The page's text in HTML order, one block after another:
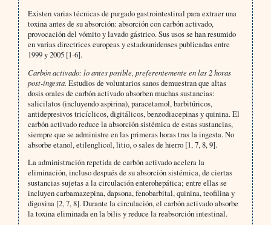
Existen varias técnicas de purgado gastrointestinal para extraer una
toxina antes de su absorción: absorción con carbón activado,
provocación del vómito y lavado gástrico. Sus usos se han resumido
en varias directrices europeas y estadounidenses publicadas entre
1999 y 2005 [1-6].
Carbón activado: lo antes posible, preferentemente en las 2 horas
post-ingesta. Estudios de voluntarios sanos demuestran que altas
dosis orales de carbón activado absorben muchas sustancias:
salicilatos (incluyendo aspirina), paracetamol, barbitúricos,
antidepresivos tricíclicos, digitálicos, benzodiacepinas y quinina. El
carbón activado reduce la absorción sistémica de estas sustancias,
siempre que se administre en las primeras horas tras la ingesta. No
absorbe etanol, etilenglicol, litio, o sales de hierro [1, 7, 8, 9].
La administración repetida de carbón activado acelera la
eliminación, incluso después de su absorción sistémica, de ciertas
sustancias sujetas a la circulación enterohepática; entre ellas se
incluyen carbamazepina, dapsona, fenobarbital, quinina, teofilina y
digoxina [2, 7, 8]. Durante la circulación, el carbón activado absorbe
la toxina eliminada en la bilis y reduce la reabsorción intestinal.